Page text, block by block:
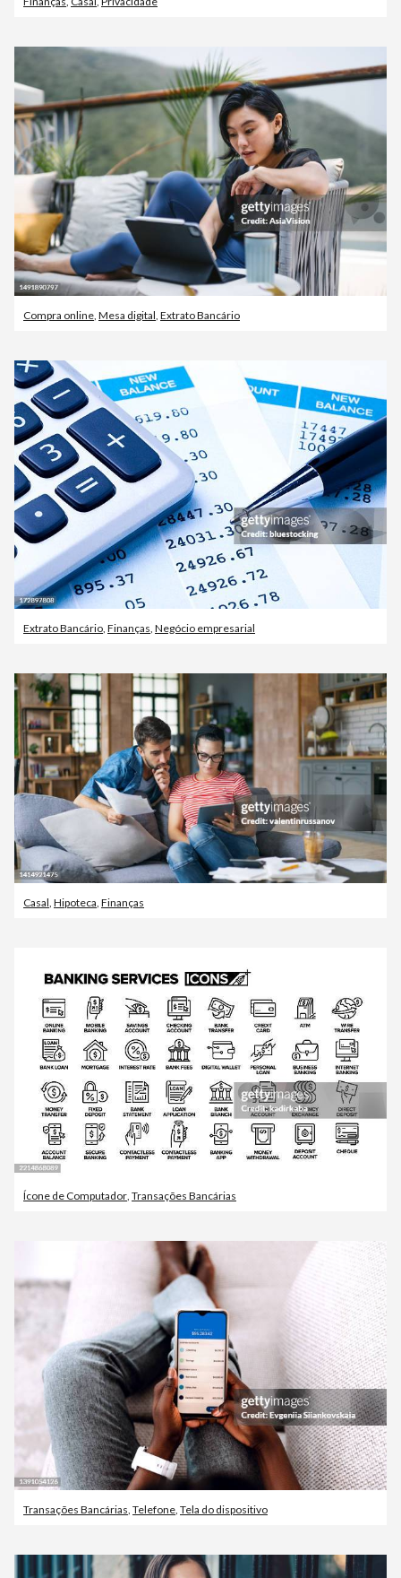
Compra online Mesa digital Extrato Bancário
Extrato Bancário, Finanças, Negócio empresarial
Casal Hipoteca Finanças
Ícone de Computador, Transações Bancárias
Transações Bancárias Telefone Tela do dispositivo